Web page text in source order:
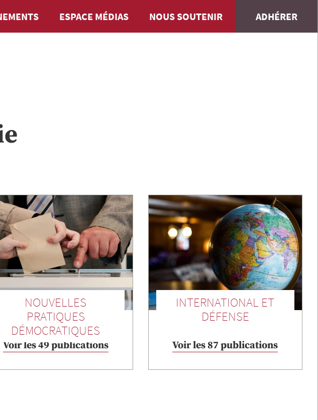
ESPACE MÉDIAS NOUS SOUTENIR ADHÉRER
NOUVELLES
PRATIQUES
DÉMOCRATIQUES
Voir les 49 publications
INTERNATIONAL ET
DÉFENSE
Voir les 87 publications